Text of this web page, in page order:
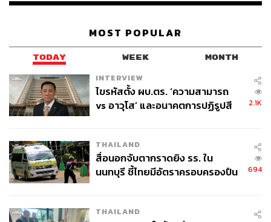
MOST POPULAR
TODAY WEEK MONTH
INTERVIEW
ไขรหัสตั้ง ผบ.ตร. ‘ความสามารถ
vs อาวุโส’ และอนาคตการปฏิรูปสี
2.1K
THAILAND
สื่อนอกจับตากราดยิง รร. ใน
นนทบุรี ชี้ไทยมีอัตราครอบครองปืน
694
THAILAND